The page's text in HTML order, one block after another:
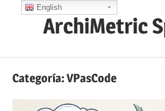
Saltar
ArchiMetric
Ops,
Scrum,
Categoría:VPasCode
English